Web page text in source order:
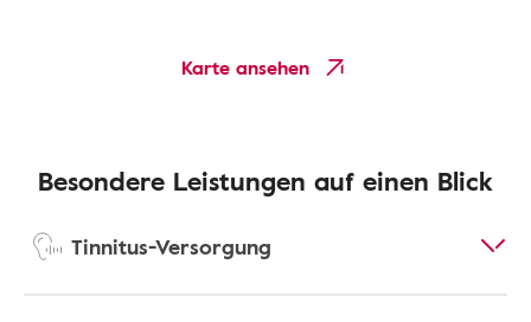
Karte ansehen
Besondere Leistungen auf einen Blick
Tinnitus-Versorgung